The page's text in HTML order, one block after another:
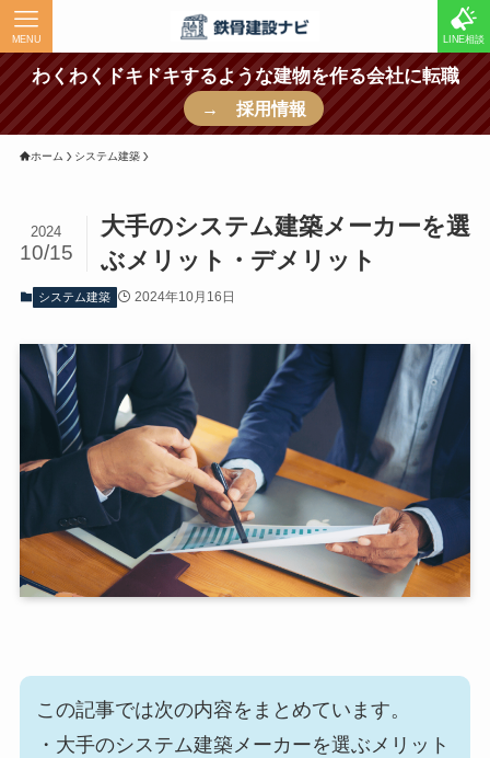
LINE相談
MENU
わくわくドキドキするような建物を作る会社に転職
→ 採用情報
ホーム システム建築
大手のシステム建築メーカーを選
ぶメリット・デメリット
2024
10/15
システム建築 2024年10月16日
この記事では次の内容をまとめています。
・大手のシステム建築メーカーを選ぶメリット